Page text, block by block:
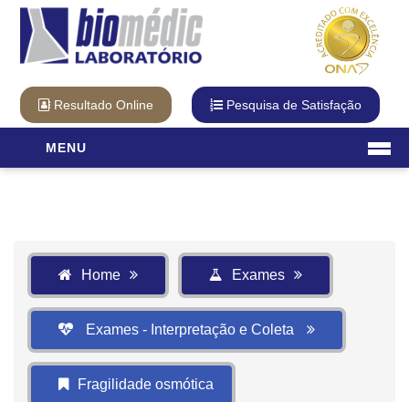
Resultado Online Pesquisa de Satisfação
MENU
Qualidade
Cartão Fidelidade
Visita Virtual
Unidades
Exames
Home Exames
Exames - Interpretação e Coleta
Fragilidade osmótica